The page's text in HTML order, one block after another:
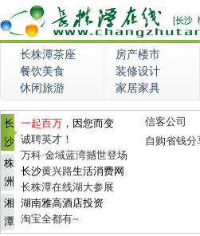
长株潭茶座 房产楼市
餐饮美食
装修设计
休闲旅游
家居家具
长
沙
株
洲
湘
潭
一起百万 ，因您而变
诚聘英才！
万科·金域蓝湾撼世登场
长沙黄兴路生活消费网
长株潭在线湖大参展
湖南雅高酒店投资
淘宝全都有~
信客公司
自购省钱分